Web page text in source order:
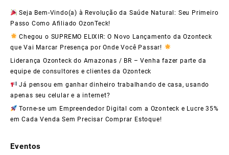
do
Brasil
por
Apenas
R$15,00!
Seja Bem-Vindo(a) à Revolução da Saúde Natural: Seu Primeiro
Passo Como Afiliado OzonTeck!
Chegou o SUPREMO ELIXIR: O Novo Lançamento da Ozonteck
que Vai Marcar Presença por Onde Você Passar!
Liderança Ozonteck do Amazonas / BR – Venha fazer parte da
equipe de consultores e clientes da Ozonteck
Já pensou em ganhar dinheiro trabalhando de casa, usando
apenas seu celular e a internet?
Torne-se um Empreendedor Digital com a Ozonteck e Lucre 35%
em Cada Venda Sem Precisar Comprar Estoque!
Eventos